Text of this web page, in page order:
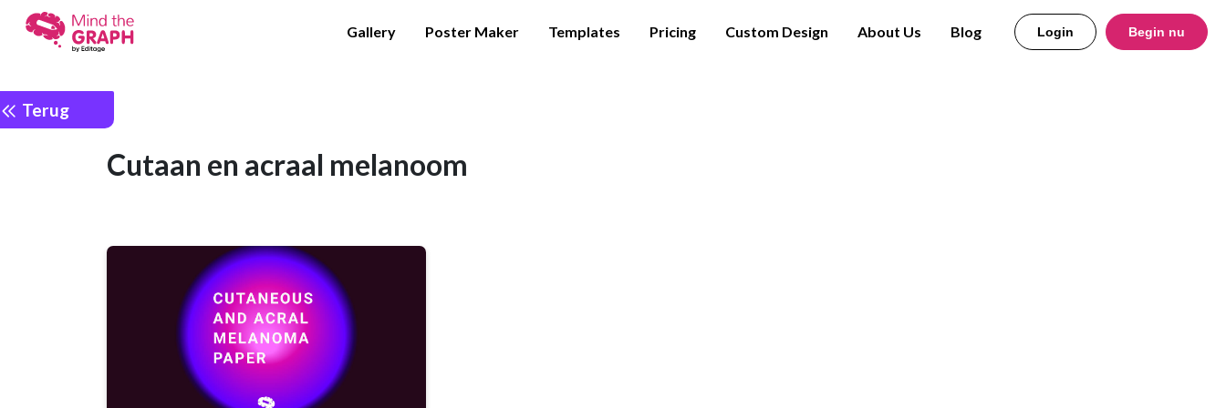
Gallery Poster Maker Templates Pricing Custom Design About Us Blog Login Begin nu
Terug
Cutaan en acraal melanoom